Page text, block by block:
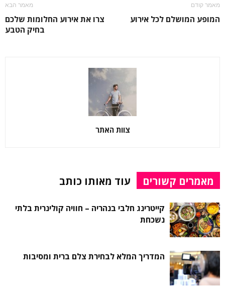
מאמר קודם
המופע המושלם לכל אירוע
מאמר הבא
צרו את אירוע החלומות שלכם
בחיק הטבע
צוות האתר
מאמרים קשורים עוד מאותו כותב
קייטרינג חלבי בנהריה – חוויה קולינרית בלתי
נשכחת
המדריך המלא לבחירת צלם ברית ומסיבות